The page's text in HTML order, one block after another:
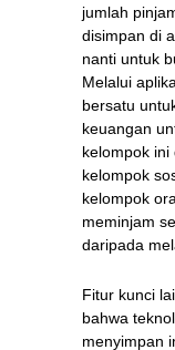
jumlah
disimpan di
nanti untuk
Melalui
bersatu
keuangan
kelompok
kelompok
kelompok
meminjam
daripada
Fitur kunci
bahwa
menyimpan